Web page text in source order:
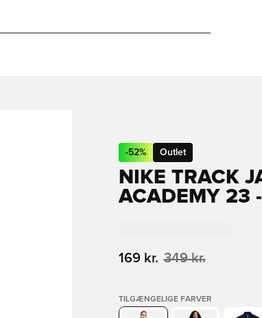
-52% Outlet
NIKE TRACK
ACADEMY 23
169 kr. 349 kr.
TILGÆNGELIGE FARVER